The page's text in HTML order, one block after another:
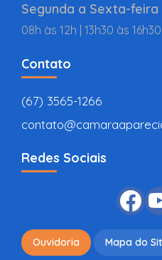
Segunda a Sexta-feira
08h às 12h | 13h30 às
Contato
(67) 3565-1266
Redes Sociais
Ouvidoria Mapa do